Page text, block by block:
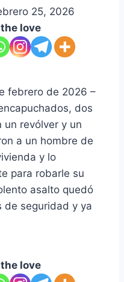
25, 2026
love
febrero de 2026 –
dos
un revólver y un
a un hombre de
y lo
para robarle su
asalto quedó
de seguridad y ya
love